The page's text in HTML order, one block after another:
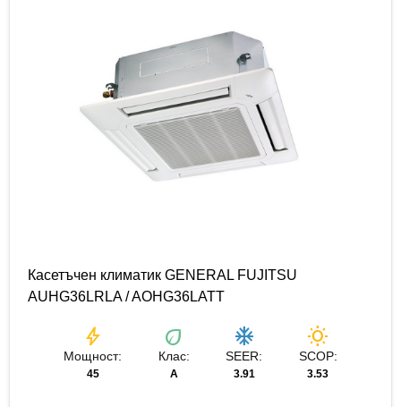
Касетъчен климатик GENERAL FUJITSU
AUHG36LRLA / AOHG36LATT
bolt
Мощност:
45
eco
Клас:
А
ac_unit
SEER:
3.91
wb_sunny
SCOP:
3.53